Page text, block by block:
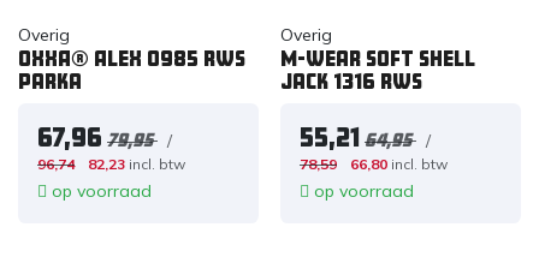
Overig
OXXA® Alex 0985 RWS
parka
67,96 79,95 /
96,74 82,23 incl. btw
op voorraad
Overig
M-wear soft shell
jack 1316 rws
55,21 64,95 /
78,59 66,80 incl. btw
op voorraad